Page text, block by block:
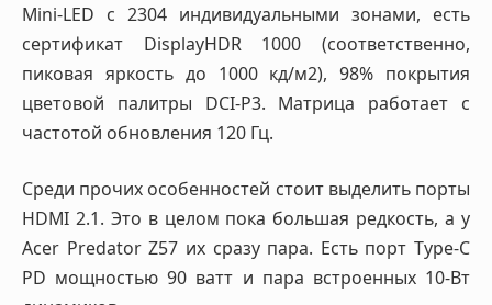
Mini-LED с 2304 индивидуальными зонами, есть
сертификат DisplayHDR 1000 (соответственно,
пиковая яркость до 1000 кд/м2), 98% покрытия
цветовой палитры DCI-P3. Матрица работает с
частотой обновления 120 Гц.
Среди прочих особенностей стоит выделить порты
HDMI 2.1. Это в целом пока большая редкость, а у
Acer Predator Z57 их сразу пара. Есть порт Type-C
PD мощностью 90 ватт и пара встроенных 10-Вт